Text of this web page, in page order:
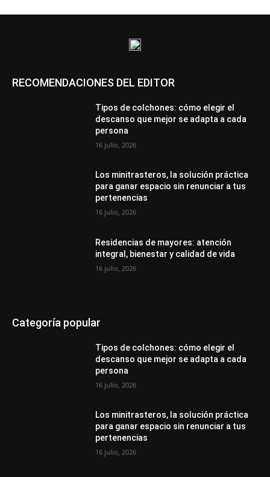
RECOMENDACIONES DEL EDITOR
Tipos de colchones: cómo elegir el
descanso que mejor se adapta a cada
persona
16 julio, 2026
Los minitrasteros, la solución práctica
para ganar espacio sin renunciar a tus
pertenencias
16 julio, 2026
Residencias de mayores: atención
integral, bienestar y calidad de vida
16 julio, 2026
Categoría popular
Tipos de colchones: cómo elegir el
descanso que mejor se adapta a cada
persona
16 julio, 2026
Los minitrasteros, la solución práctica
para ganar espacio sin renunciar a tus
pertenencias
16 julio, 2026